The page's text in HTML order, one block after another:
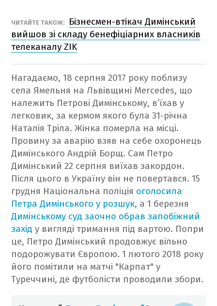
ЧИТАЙТЕ ТАКОЖ:
Бізнесмен-втікач Димінський
вийшов зі складу бенефіціарних власників
телеканалу ZIK
Нагадаємо, 18 серпня 2017 року поблизу
села Ямельня на Львівщині Mercedes, що
належить Петрові Димінському, в’їхав у
легковик, за кермом якого була 31-річна
Наталія Тріла. Жінка померла на місці.
Провину за аварію взяв на себе охоронець
Димінського Андрій Борщ. Сам Петро
Димінський 22 серпня виїхав закордон.
Після цього в Україну він не повертався. 15
грудня Національна поліція оголосила
Петра Димінського у розшук, а 1 березня
Димінському суд заочно обрав запобіжний
захід у вигляді тримання під вартою. Попри
це, Петро Димінський продовжує вільно
подорожувати Європою. 1 лютого 2018 року
його помітили на матчі "Карпат" у
Туреччині, де футболісти проводили збори.